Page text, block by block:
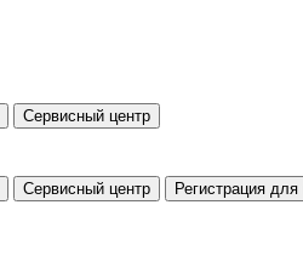
Сервисный центр
Сервисный центр